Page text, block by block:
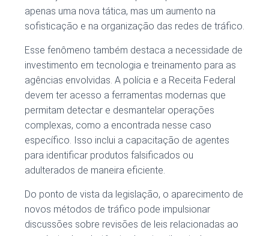
apenas uma nova tática, mas um aumento na
sofisticação e na organização das redes de tráfico.
Esse fenômeno também destaca a necessidade de
investimento em tecnologia e treinamento para as
agências envolvidas. A polícia e a Receita Federal
devem ter acesso a ferramentas modernas que
permitam detectar e desmantelar operações
complexas, como a encontrada nesse caso
específico. Isso inclui a capacitação de agentes
para identificar produtos falsificados ou
adulterados de maneira eficiente.
Do ponto de vista da legislação, o aparecimento de
novos métodos de tráfico pode impulsionar
discussões sobre revisões de leis relacionadas ao